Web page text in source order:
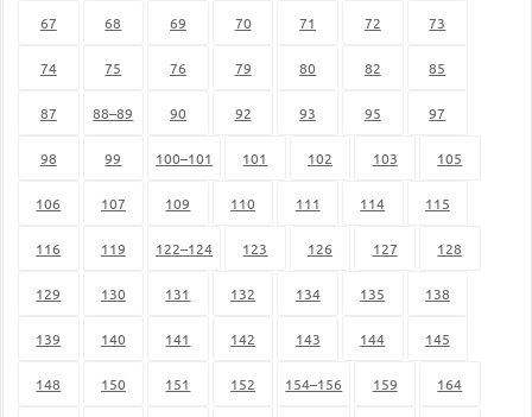
67 68 69 70 71 72 73
74 75 76 79 80 82 85
87 88–89 90 92 93 95 97
98 99 100–101 101 102 103 105
106 107 109 110 111 114 115
116 119 122–124 123 126 127 128
129 130 131 132 134 135 138
139 140 141 142 143 144 145
148 150 151 152 154–156 159 164